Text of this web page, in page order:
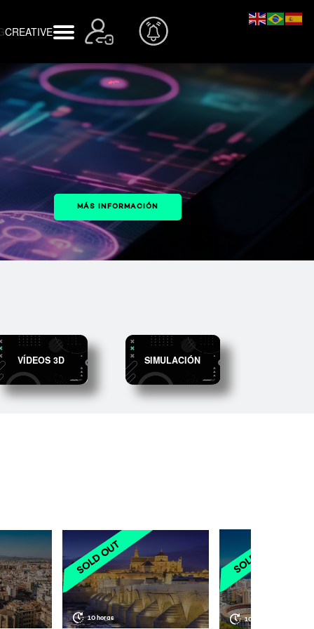
CREATIVE
Quiénes Somos
Blog
Preguntas frecuentes
MÁS INFORMACIÓN
VÍDEOS 3D SIMULACIÓN
10 horas 10 horas